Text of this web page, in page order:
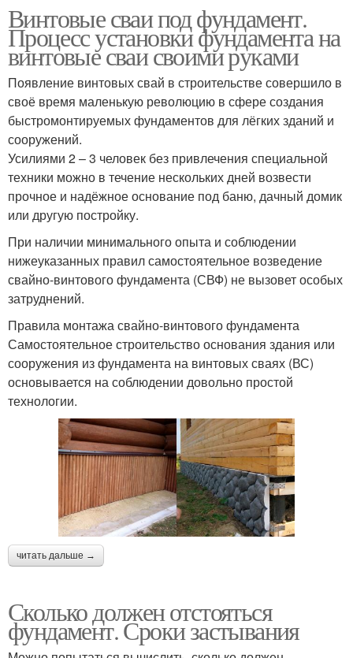
Винтовые сваи под фундамент.
Процесс установки фундамента на
винтовые сваи своими руками
Появление винтовых свай в строительстве совершило в
своё время маленькую революцию в сфере создания
быстромонтируемых фундаментов для лёгких зданий и
сооружений.
Усилиями 2 – 3 человек без привлечения специальной
техники можно в течение нескольких дней возвести
прочное и надёжное основание под баню, дачный домик
или другую постройку.
При наличии минимального опыта и соблюдении
нижеуказанных правил самостоятельное возведение
свайно-винтового фундамента (СВФ) не вызовет особых
затруднений.
Правила монтажа свайно-винтового фундамента
Самостоятельное строительство основания здания или
сооружения из фундамента на винтовых сваях (ВС)
основывается на соблюдении довольно простой
технологии.
читать дальше →
Сколько должен отстояться
фундамент. Сроки застывания